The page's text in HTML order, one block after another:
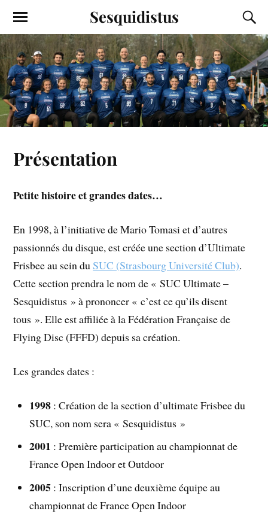
Sesquidistus
Présentation
Petite histoire et grandes dates…
En 1998, à l’initiative de Mario Tomasi et d’autres
passionnés du disque, est créée une section d’Ultimate
Frisbee au sein du SUC (Strasbourg Université Club).
Cette section prendra le nom de « SUC Ultimate –
Sesquidistus » à prononcer « c’est ce qu’ils disent
tous ». Elle est affiliée à la Fédération Française de
Flying Disc (FFFD) depuis sa création.
Les grandes dates :
1998 : Création de la section d’ultimate Frisbee du
SUC, son nom sera « Sesquidistus »
2001 : Première participation au championnat de
France Open Indoor et Outdoor
2005 : Inscription d’une deuxième équipe au
championnat de France Open Indoor